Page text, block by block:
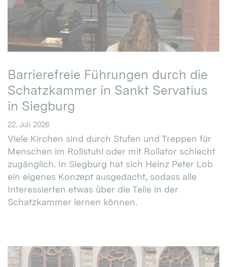
Barrierefreie Führungen durch die
Schatzkammer in Sankt Servatius
in Siegburg
22. Juli 2026
Viele Kirchen sind durch Stufen und Treppen für
Menschen im Rollstuhl oder mit Rollator schlecht
zugänglich. In Siegburg hat sich Heinz Peter Lob
ein eigenes Konzept ausgedacht, sodass alle
Interessierten etwas über die Teile in der
Schatzkammer lernen können.